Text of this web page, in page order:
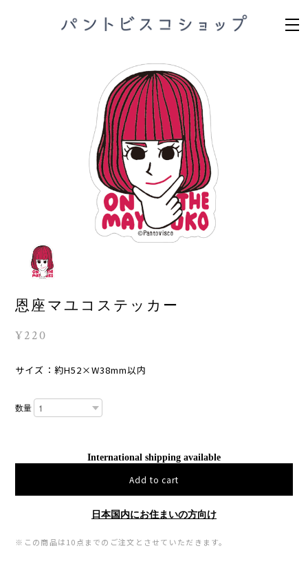
恩座マユコステッカー
¥220
サイズ：約H52×W38mm以内
数量
International shipping available
Add to cart
日本国内にお住まいの方向け
※この商品は10点までのご注文とさせていただきます。